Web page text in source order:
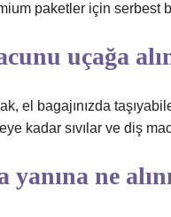
paketler için serbest
uçağa
el bagajınızda
kadar sıvılar ve diş
yanına ne